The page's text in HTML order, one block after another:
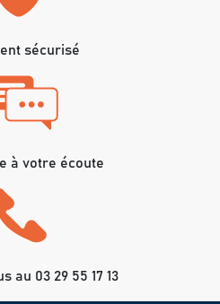
sécurisé
à votre écoute
au 03 29 55 17 13